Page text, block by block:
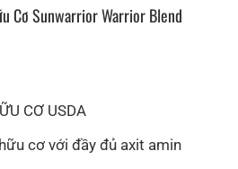
Cơ Sunwarrior Warrior Blend
CƠ USDA
cơ với đầy đủ axit amin